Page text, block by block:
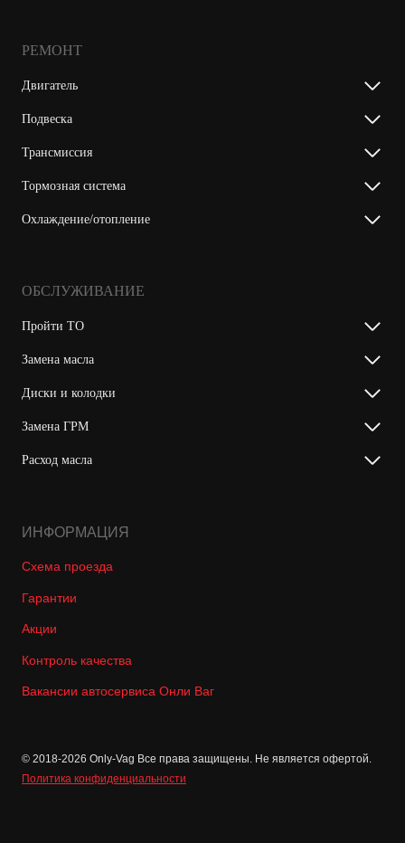
РЕМОНТ
Двигатель
Подвеска
Трансмиссия
Тормозная система
Охлаждение/отопление
ОБСЛУЖИВАНИЕ
Пройти ТО
Замена масла
Диски и колодки
Замена ГРМ
Расход масла
ИНФОРМАЦИЯ
Схема проезда
Гарантии
Акции
Контроль качества
Вакансии автосервиса Онли Ваг
© 2018-2026 Only-Vag Все права защищены. Не является офертой.
Политика конфиденциальности